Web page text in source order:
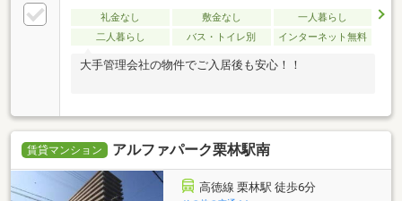
礼金なし 敷金なし
一人暮らし
二人暮らし
バス・トイレ別 インターネット無料
大手管理会社の物件でご入居後も安心！！
賃貸マンション アルファパーク栗林駅南
高徳線 栗林駅 徒歩6分